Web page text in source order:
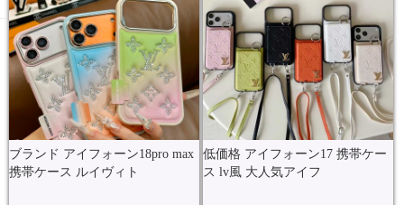
ブランド アイフォーン18pro max
携帯ケース ルイヴィト
低価格 アイフォーン17 携帯ケー
ス lv風 大人気アイフ